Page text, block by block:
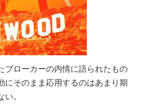
ブローカーの内情に語られたもの
にそのまま応用するのはあまり期
。